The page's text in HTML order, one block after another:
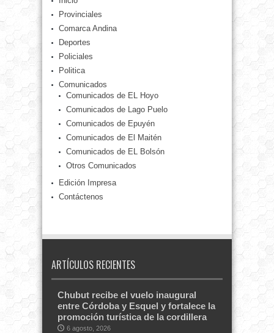
Provinciales
Comarca Andina
Deportes
Policiales
Politica
Comunicados
Comunicados de EL Hoyo
Comunicados de Lago Puelo
Comunicados de Epuyén
Comunicados de El Maitén
Comunicados de EL Bolsón
Otros Comunicados
Edición Impresa
Contáctenos
ARTÍCULOS RECIENTES
Chubut recibe el vuelo inaugural
entre Córdoba y Esquel y fortalece la
promoción turística de la cordillera
6 agosto, 2026